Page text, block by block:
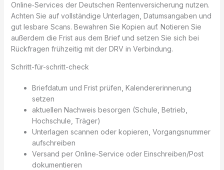
Online‑Services der Deutschen Rentenversicherung nutzen.
Achten Sie auf vollständige Unterlagen, Datumsangaben und
gut lesbare Scans. Bewahren Sie Kopien auf. Notieren Sie
außerdem die Frist aus dem Brief und setzen Sie sich bei
Rückfragen frühzeitig mit der DRV in Verbindung.
Schritt-für-schritt-check
Briefdatum und Frist prüfen, Kalendererinnerung
setzen
aktuellen Nachweis besorgen (Schule, Betrieb,
Hochschule, Träger)
Unterlagen scannen oder kopieren, Vorgangsnummer
aufschreiben
Versand per Online‑Service oder Einschreiben/Post
dokumentieren